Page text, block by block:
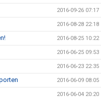
2016-09-26 07:17
2016-08-28 22:18
2016-08-25 10:22
2016-06-25 09:53
2016-06-23 22:35
2016-06-09 08:05
2016-06-04 20:20